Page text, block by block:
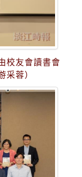
校友會讀書會
蓉）